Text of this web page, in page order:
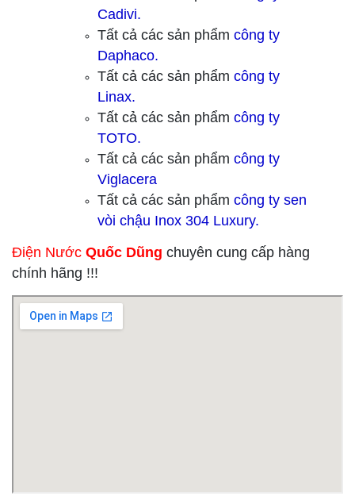
Cadivi.
Tất cả các sản phẩm công ty
Daphaco.
Tất cả các sản phẩm công ty
Linax.
Tất cả các sản phẩm công ty
TOTO.
Tất cả các sản phẩm công ty
Viglacera
Tất cả các sản phẩm công ty sen
vòi chậu Inox 304 Luxury.
Điện Nước Quốc Dũng chuyên cung cấp hàng
chính hãng !!!